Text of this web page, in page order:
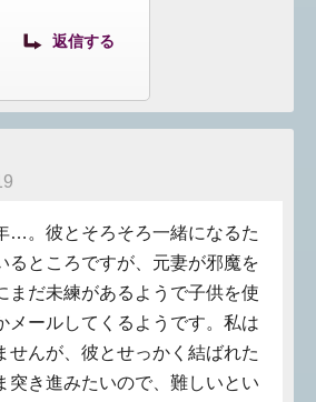
返信する
…。彼とそろそろ一緒になるた
るところですが、元妻が邪魔を
まだ未練があるようで子供を使
メールしてくるようです。私は
せんが、彼とせっかく結ばれた
突き進みたいので、難しいとい